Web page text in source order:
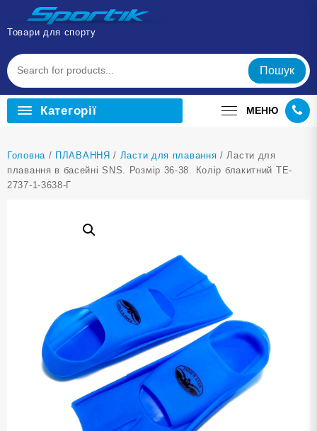
Перейти
вмісту
Товари для спорту
Пошук
Категорії МЕНЮ
Головна / ПЛАВАННЯ / Ласти для плавання / Ласти для
плавання в басейні SNS. Розмір 36-38. Колір блакитний TE-
2737-1-3638-Г